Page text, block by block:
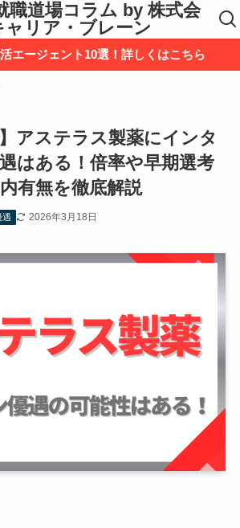
職道場コラム by 株式会
ャリア・ブレーン
エージェント10選！詳しくはこちら
】アステラス製薬にインタ
はある！倍率や早期選考
有無を徹底解説
遇 2026年3月18日